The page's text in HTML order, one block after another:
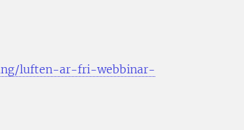
luften-ar-fri-webbinar-